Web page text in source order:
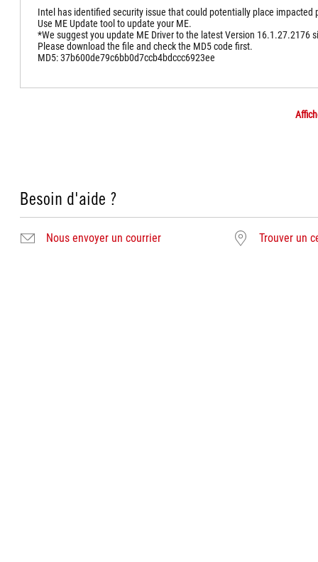
Intel has identified security issue that could potentially place impacted
Use ME Update tool to update your ME.
*We suggest you update ME Driver to the latest Version 16.1.27.2176
Please download the file and check the MD5 code first.
MD5: 37b600de79c6bb0d7ccb4bdccc6923ee
Besoin d'aide ?
Nous envoyer un courrier Trouver un